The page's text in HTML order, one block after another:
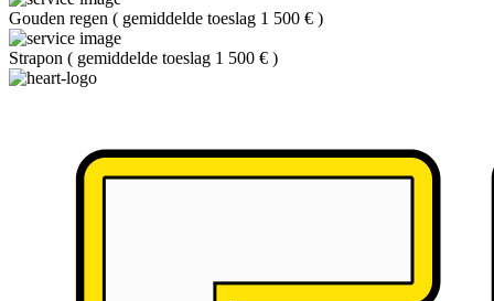
Gouden regen ( gemiddelde toeslag 1 500 € )
Strapon ( gemiddelde toeslag 1 500 € )